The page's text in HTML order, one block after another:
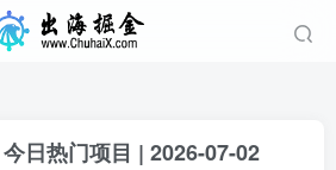
日热门项目 | 2026-07-02